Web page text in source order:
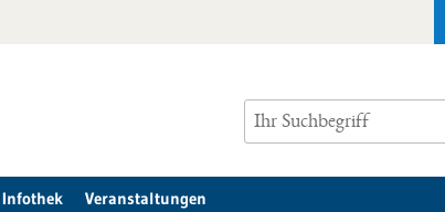
Infothek Veranstaltungen